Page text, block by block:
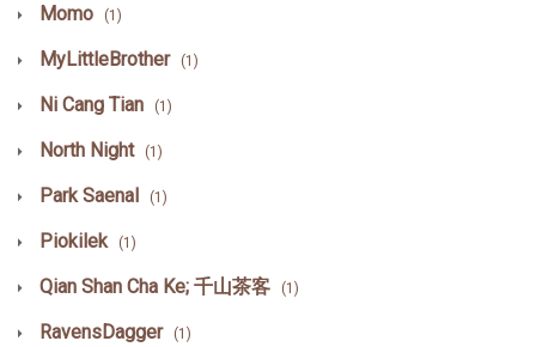
Momo (1)
MyLittleBrother (1)
Ni Cang Tian (1)
North Night (1)
Park Saenal (1)
Piokilek (1)
Qian Shan Cha Ke; 千山茶客 (1)
RavensDagger (1)